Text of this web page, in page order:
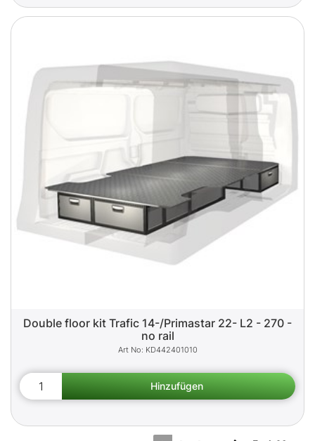
Double floor kit Trafic 14-/Primastar 22- L2 - 270 -
no rail
KD442401010